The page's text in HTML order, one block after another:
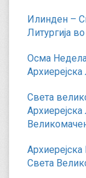
Илинден –
Литургија
Осма
Света
Архиерејска
Света